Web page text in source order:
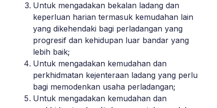
Untuk mengadakan bekalan ladang dan
keperluan harian termasuk kemudahan lain
yang dikehendaki bagi perladangan yang
progresif dan kehidupan luar bandar yang
lebih baik;
Untuk mengadakan kemudahan dan
perkhidmatan kejenteraan ladang yang perlu
bagi memodenkan usaha perladangan;
Untuk mengadakan kemudahan dan